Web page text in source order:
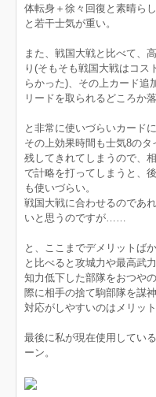
体転身＋徐々回復と素晴ら
と若干士気が重い。
また、戦国大戦と比べて、
り(そもそも戦国大戦はコス
らかった)、その上カード追
リードを取られるどころ
と非常に使いづらいカード
その上効果時間も士気8の
残してきれてしまうので、
で計略を打ってしまうと、
も使いづらい。
戦国大戦に合わせるのであ
いと思うのですが……
と、ここまでデメリットば
と比べると攻城力や最高武
知力低下した部隊をおつや
際に相手の捨て駒部隊を謀
対応がしやすいのはメリッ
最後に私が現在使用してい
ーン。